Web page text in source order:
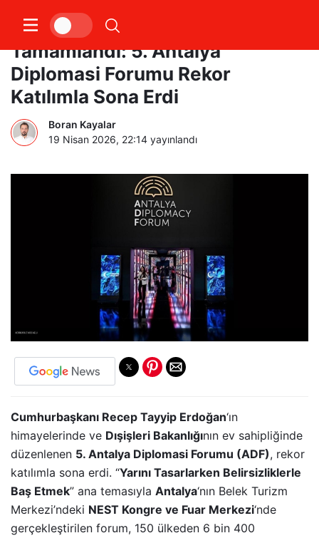
Küresel Diplomasi Zirvesi
Tamamlandı: 5. Antalya
Diplomasi Forumu Rekor
Katılımla Sona Erdi
Boran Kayalar
19 Nisan 2026, 22:14 yayınlandı
Cumhurbaşkanı Recep Tayyip Erdoğan‘ın
himayelerinde ve Dışişleri Bakanlığının ev sahipliğinde
düzenlenen 5. Antalya Diplomasi Forumu (ADF), rekor
katılımla sona erdi. “Yarını Tasarlarken Belirsizliklerle
Baş Etmek” ana temasıyla Antalya‘nın Belek Turizm
Merkezi’ndeki NEST Kongre ve Fuar Merkezi‘nde
gerçekleştirilen forum, 150 ülkeden 6 bin 400